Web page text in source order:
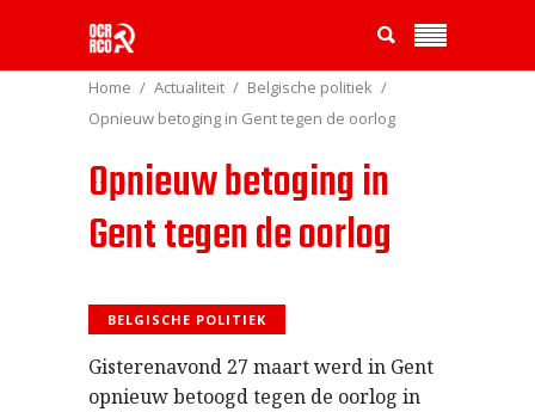
Home Actualiteit
Belgische politiek
Opnieuw betoging in Gent tegen de oorlog
Opnieuw betoging in
Gent tegen de oorlog
BELGISCHE POLITIEK
Gisterenavond 27 maart werd in Gent
opnieuw betoogd tegen de oorlog in